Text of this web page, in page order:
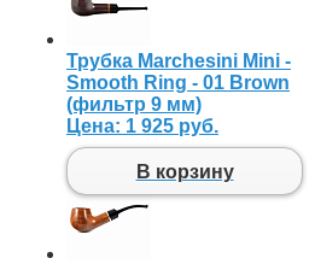
Трубка Marchesini Mini -
Smooth Ring - 01 Brown
(фильтр 9 мм)
Цена: 1 925 руб.
В корзину